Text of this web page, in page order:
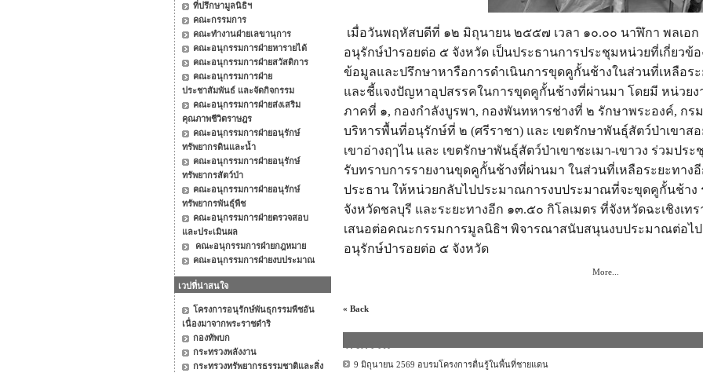
ที่ปรึกษามูลนิธิฯ
คณะกรรมการ
คณะทำงานฝ่ายเลขานุการ
คณะอนุกรรมการฝ่ายหารายได้
คณะอนุกรรมการฝ่ายสวัสดิการ
คณะอนุกรรมการฝ่าย
ประชาสัมพันธ์ และจัดกิจกรรม
คณะอนุกรรมการฝ่ายส่งเสริม
คุณภาพชีวิตราษฎร
คณะอนุกรรมการฝ่ายอนุรักษ์
ทรัพยากรดินและน้ำ
คณะอนุกรรมการฝ่ายอนุรักษ์
ทรัพยากรสัตว์ป่า
คณะอนุกรรมการฝ่ายอนุรักษ์
ทรัพยากรพันธุ์พืช
คณะอนุกรรมการฝ่ายตรวจสอบ
และประเมินผล
คณะอนุกรรมการฝ่ายกฎหมาย
คณะอนุกรรมการฝ่ายงบประมาณ
เวปที่น่าสนใจ
โครงการอนุรักษ์พันธุกรรมพืชอัน
เนื่องมาจากพระราชดำริ
กองทัพบก
กระทรวงพลังงาน
กระทรวงทรัพยากรธรรมชาติและสิ่ง
เมื่อวันพฤหัสบดีที่ ๑๒ มิถุนายน ๒๕๕๗ เวลา ๑๐.๐๐ นาฬิกา พลเอ
อนุรักษ์ป่ารอยต่อ ๕ จังหวัด เป็นประธานการประชุมหน่วยทีเกี่ยวข้
ข้อมูลและปรึกษาหารือการดำเนินการขุดคูกั้นช้างในส่วนที่เหลือร
และชี้แจงปัญหาอุปสรรคในการขุดคูกั้นช้างที่ผ่านมา โดยมี หน่วย
ภาคที่ ๑, กองกำลังบูรพา, กองพันทหารช่างที่ ๒ รักษาพระองค์, ก
บริหารพื้นที่อนุรักษ์ที่ ๒ (ศรีราชา) และ เขตรักษาพันธุ์สัตว์ป่าเขาสอ
เขาอ่างฤๅไน และ เขตรักษาพันธุ์สัตว์ป่าเขาชะเมา-เขาวง ร่วมปร
รับทราบการรายงานขดคูกั้นช้างที่ผ่านมา ในส่วนที่เหลือระยะทาง
ประธาน ให้หน่วยกลับไปประมาณการงบประมาณที่จะขุดคูกั้นช้าง
จังหวัดชลบุรี และระยะทางอีก ๑๓.๕๐ กิโลเมตร ที่จังหวัดฉะเชิงเทร
เสนอต่อคณะกรรมการมูลนิธิฯ พิจารณาสนับสนุนงบประมาณต่อไ
อนุรักษ์ป่ารอยต่อ ๕ จังหวัด
More...
« Back
9 มิถุนายน 2569 อบรมโครงการตื่นรู้ในพื้นที่ชายแดน